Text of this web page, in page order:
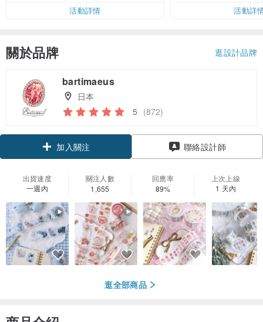
活動詳情
活動詳
關於品牌 逛設計品牌
bartimaeus
日本
5 (872)
加入關注 聯絡設計師
出貨速度
一週內
關注人數
1,655
回應率
89%
上次上線
1 天內
逛全部商品